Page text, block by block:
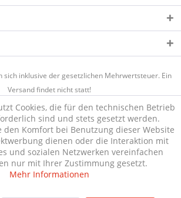
sich inklusive der gesetzlichen Mehrwertsteuer. Ein
Versand findet nicht statt!
Cookies, die für den technischen Betrieb
sind und stets gesetzt werden.
den Komfort bei Benutzung dieser Website
dienen oder die Interaktion mit
und sozialen Netzwerken vereinfachen
nur mit Ihrer Zustimmung gesetzt.
Mehr Informationen